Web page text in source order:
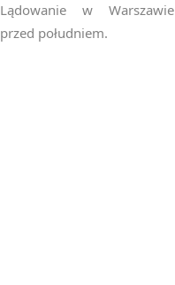
Lądowanie w Warszawie
przed południem.